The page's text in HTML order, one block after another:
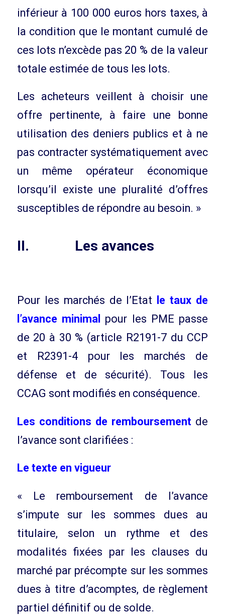
inférieur à 100 000 euros hors taxes, à
la condition que le montant cumulé de
ces lots n’excède pas 20 % de la valeur
totale estimée de tous les lots.
Les acheteurs veillent à choisir une
offre pertinente, à faire une bonne
utilisation des deniers publics et à ne
pas contracter systématiquement avec
un même opérateur économique
lorsqu’il existe une pluralité d’offres
susceptibles de répondre au besoin. »
II. Les avances
Pour les marchés de l’Etat
le taux de
l’avance minimal pour les PME passe
de 20 à 30 % (article R2191-7 du CCP
et R2391-4 pour les marchés de
défense et de sécurité). Tous les
CCAG sont modifiés en conséquence.
Les conditions de remboursement de
l’avance sont clarifiées :
Le texte en vigueur
« Le remboursement de l’avance
s’impute sur les sommes dues au
titulaire, selon un rythme et des
modalités fixées par les clauses du
marché par précompte sur les sommes
dues à titre d’acomptes, de règlement
partiel définitif ou de solde.